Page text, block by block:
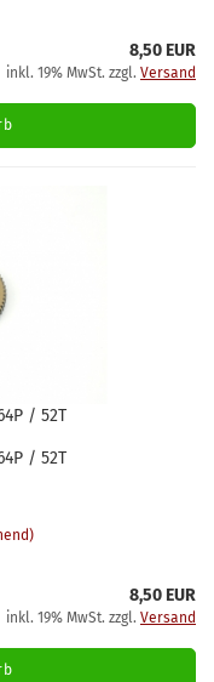
8,50 EUR
inkl. 19% MwSt. zzgl. Versand
/ 52T
/ 52T
8,50 EUR
inkl. 19% MwSt. zzgl. Versand